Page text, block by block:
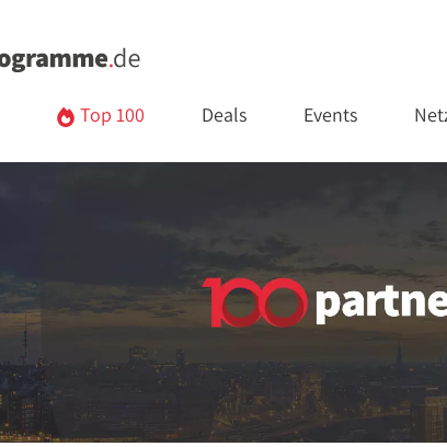
Top 100 Deals Events